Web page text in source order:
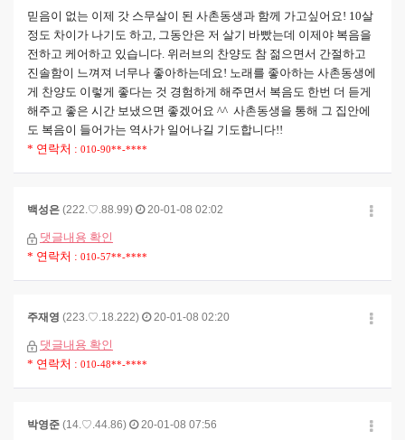
믿음이 없는 이제 갓 스무살이 된 사촌동생과 함께 가고싶어요! 10살
정도 차이가 나기도 하고, 그동안은 저 살기 바빴는데 이제야 복음을
전하고 케어하고 있습니다. 위러브의 찬양도 참 젊으면서 간절하고
진솔함이 느껴져 너무나 좋아하는데요! 노래를 좋아하는 사촌동생에
게 찬양도 이렇게 좋다는 것 경험하게 해주면서 복음도 한번 더 듣게
해주고 좋은 시간 보냈으면 좋겠어요 ^^ 사촌동생을 통해 그 집안에
도 복음이 들어가는 역사가 일어나길 기도합니다!!
* 연락처 : 010-90**-****
백성은 (222.♡.88.99) 20-01-08 02:02
댓글내용 확인
* 연락처 : 010-57**-****
주재영 (223.♡.18.222) 20-01-08 02:20
댓글내용 확인
* 연락처 : 010-48**-****
박영준 (14.♡.44.86) 20-01-08 07:56